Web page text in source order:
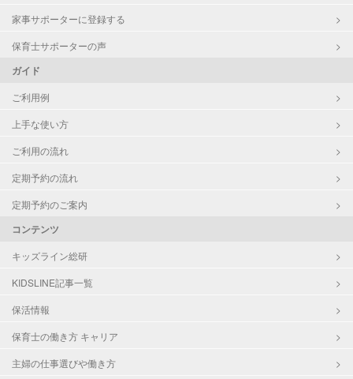
お子様の撮影
家事サポーターに登録する
保育士サポーターの声
ガイド
ご利用例
上手な使い方
ご利用の流れ
定期予約の流れ
定期予約のご案内
コンテンツ
キッズライン総研
KIDSLINE記事一覧
保活情報
保育士の働き方 キャリア
主婦の仕事選びや働き方